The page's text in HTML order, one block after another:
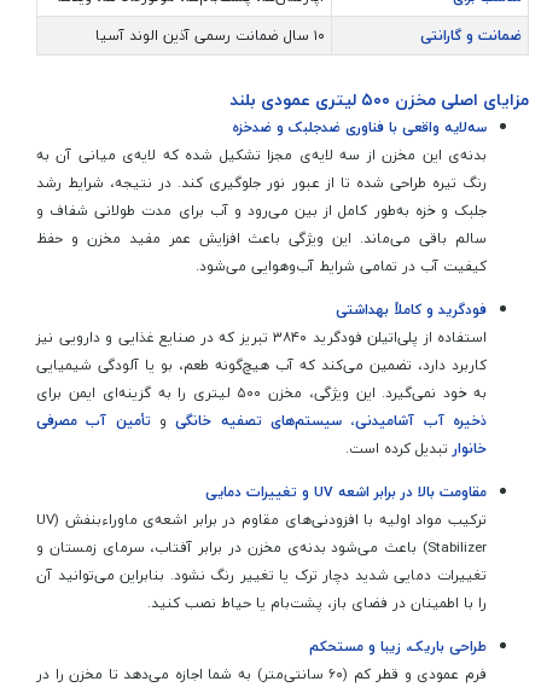
ضمانت و گارانتی
۱۰ سال ضمانت رسمی آذین الوند آسیا
مزایای اصلی مخزن ۵۰۰ لیتری عمودی بلند
سه‌لایه واقعی با فناوری ضدجلبک و ضدخزه
بدنه‌ی این مخزن از سه لایه‌ی مجزا تشکیل شده که لایه‌ی میانی آن به
رنگ تیره طراحی شده تا از عبور نور جلوگیری کند. در نتیجه، شرایط رشد
جلبک و خزه به‌طور کامل از بین می‌رود و آب برای مدت طولانی شفاف و
سالم باقی می‌ماند. این ویژگی باعث افزایش عمر مفید مخزن و حفظ
کیفیت آب در تمامی شرایط آب‌و‌هوایی می‌شود.
فودگرید و کاملاً بهداشتی
استفاده از پلی‌اتیلن فودگرید ۳۸۴۰ تبریز که در صنایع غذایی و دارویی نیز
کاربرد دارد، تضمین می‌کند که آب هیچ‌گونه طعم، بو یا آلودگی شیمیایی
به خود نمی‌گیرد. این ویژگی، مخزن ۵۰۰ لیتری را به گزینه‌ای ایمن برای
ذخیره آب آشامیدنی، سیستم‌های تصفیه خانگی و تأمین آب مصرفی
خانوار تبدیل کرده است.
مقاومت بالا در برابر اشعه UV و تغییرات دمایی
ترکیب مواد اولیه با افزودنی‌های مقاوم در برابر اشعه‌ی ماوراءبنفش (UV
Stabilizer) باعث می‌شود بدنه‌ی مخزن در برابر آفتاب، سرمای زمستان و
تغییرات دمایی شدید دچار ترک یا تغییر رنگ نشود. بنابراین می‌توانید آن
را با اطمینان در فضای باز، پشت‌بام یا حیاط نصب کنید.
طراحی باریک، زیبا و مستحکم
فرم عمودی و قطر کم (۶۰ سانتی‌متر) به شما اجازه می‌دهد تا مخزن را در